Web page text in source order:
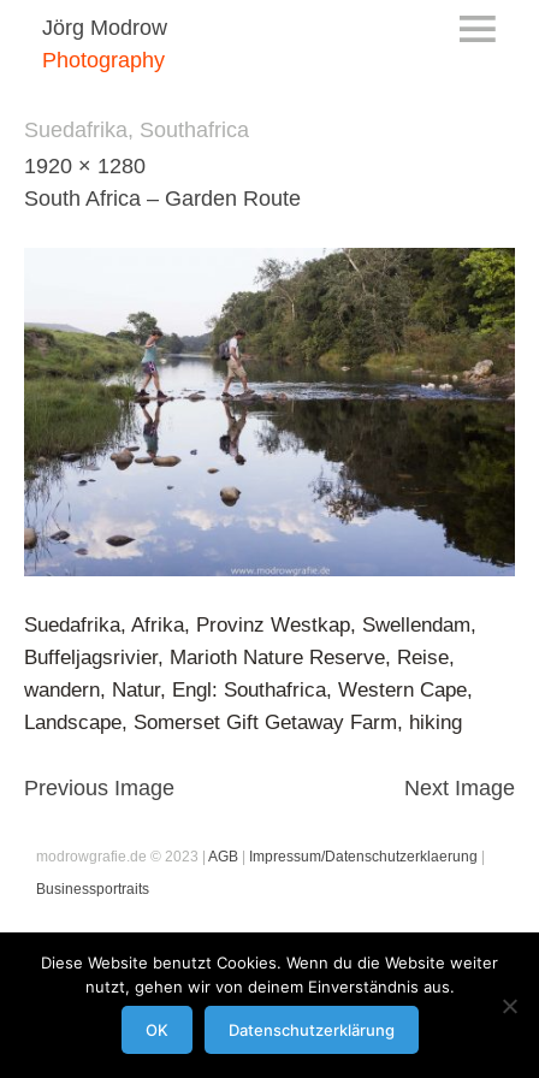
Jörg Modrow
Photography
Suedafrika, Southafrica
1920 × 1280
South Africa – Garden Route
Suedafrika, Afrika, Provinz Westkap, Swellendam,
Buffeljagsrivier, Marioth Nature Reserve, Reise,
wandern, Natur, Engl: Southafrica, Western Cape,
Landscape, Somerset Gift Getaway Farm, hiking
Previous Image Next Image
modrowgrafie.de © 2023 | AGB| Impressum/Datenschutzerklaerung
Businessportraits
Diese Website benutzt Cookies. Wenn du die Website weiter
nutzt, gehen wir von deinem Einverständnis aus.
OK Datenschutzerklärung